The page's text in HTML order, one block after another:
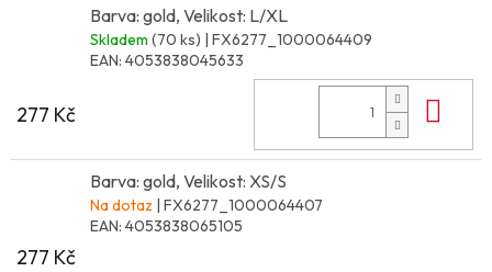
Barva: gold, Velikost: L/XL
Skladem (70 ks) | FX6277_1000064409
EAN: 4053838045633
277 Kč
Barva: gold, Velikost: XS/S
Na dotaz | FX6277_1000064407
EAN: 4053838065105
277 Kč